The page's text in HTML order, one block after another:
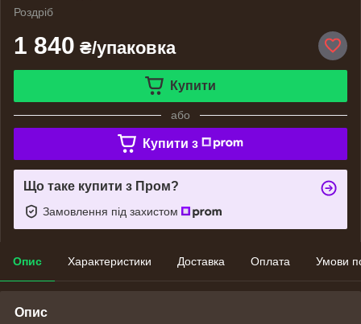
Роздріб
1 840 ₴/упаковка
Купити
або
Купити з
Що таке купити з Пром?
Замовлення під захистом
Опис Характеристики Доставка Оплата Умови
Опис